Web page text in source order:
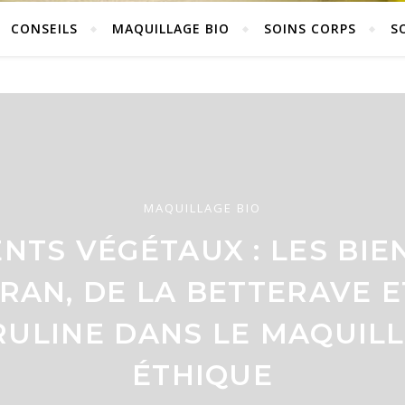
CONSEILS MAQUILLAGE BIO SOINS CORPS
MAQUILLAGE BIO
VÉGÉTAUX : LES
DE LA BETTERAVE
DANS LE
ÉTHIQUE
BIO MÉTRO : INTÉGREZ
VOTRE QUOTIDIEN
CHARGÉ
BIO CIRCADIENS :
QUI
RYTHME DE VIE